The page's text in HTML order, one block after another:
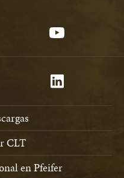
CLT
en Pfeifer